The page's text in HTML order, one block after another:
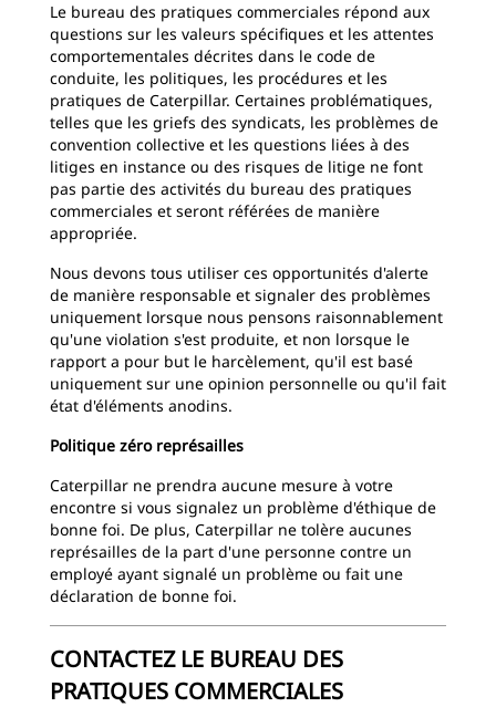
Le bureau des pratiques commerciales répond aux
questions sur les valeurs spécifiques et les attentes
comportementales décrites dans le code de
conduite, les politiques, les procédures et les
pratiques de Caterpillar. Certaines problématiques,
telles que les griefs des syndicats, les problèmes de
convention collective et les questions liées à des
litiges en instance ou des risques de litige ne font
pas partie des activités du bureau des pratiques
commerciales et seront référées de manière
appropriée.
Nous devons tous utiliser ces opportunités d'alerte
de manière responsable et signaler des problèmes
uniquement lorsque nous pensons raisonnablement
qu'une violation s'est produite, et non lorsque le
rapport a pour but le harcèlement, qu'il est basé
uniquement sur une opinion personnelle ou qu'il fait
état d'éléments anodins.
Politique zéro représailles
Caterpillar ne prendra aucune mesure à votre
encontre si vous signalez un problème d'éthique de
bonne foi. De plus, Caterpillar ne tolère aucunes
représailles de la part d'une personne contre un
employé ayant signalé un problème ou fait une
déclaration de bonne foi.
CONTACTEZ LE BUREAU DES
PRATIQUES COMMERCIALES